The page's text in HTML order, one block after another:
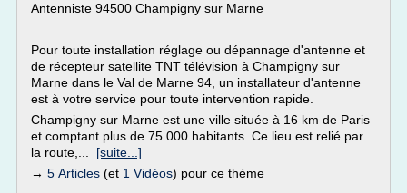
Antenniste 94500 Champigny sur Marne
Pour toute installation réglage ou dépannage d'antenne et
de récepteur satellite TNT télévision à Champigny sur
Marne dans le Val de Marne 94, un installateur d'antenne
est à votre service pour toute intervention rapide.
Champigny sur Marne est une ville située à 16 km de Paris
et comptant plus de 75 000 habitants. Ce lieu est relié par
la route,... [suite...]
→ 5 Articles (et 1 Vidéos) pour ce thème